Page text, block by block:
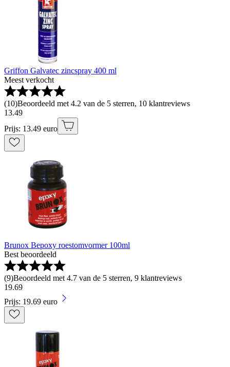
Griffon Galvatec zincspray 400 ml
Meest verkocht
(10)Beoordeeld met 4.2 van de 5 sterren, 10 klantreviews
13.49
Prijs: 13.49 euro
Brunox Bepoxy roestomvormer 100ml
Best beoordeeld
(9)Beoordeeld met 4.7 van de 5 sterren, 9 klantreviews
19.69
Prijs: 19.69 euro